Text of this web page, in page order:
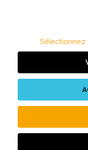
Sélectionnez